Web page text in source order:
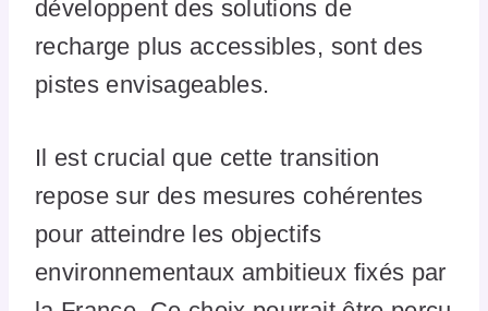
développent des solutions de
recharge plus accessibles, sont des
pistes envisageables.
Il est crucial que cette transition
repose sur des mesures cohérentes
pour atteindre les objectifs
environnementaux ambitieux fixés par